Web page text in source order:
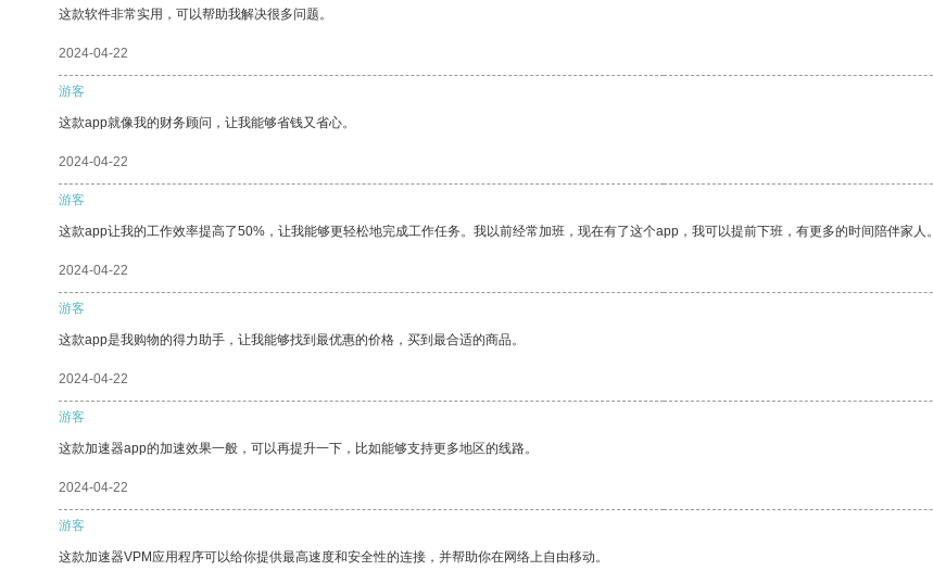
这款软件非常实用，可以帮助我解决很多问题。
2024-04-22
游客
这款app就像我的财务顾问，让我能够省钱又省心。
2024-04-22
游客
这款app让我的工作效率提高了50%，让我能够更轻松地完成工作任务。我以前经常加班，现在有了这个app，我可以提前下班，有更多的时间陪伴家人。
2024-04-22
游客
这款app是我购物的得力助手，让我能够找到最优惠的价格，买到最合适的商品。
2024-04-22
游客
这款加速器app的加速效果一般，可以再提升一下，比如能够支持更多地区的线路。
2024-04-22
游客
这款加速器VPM应用程序可以给你提供最高速度和安全性的连接，并帮助你在网络上自由移动。